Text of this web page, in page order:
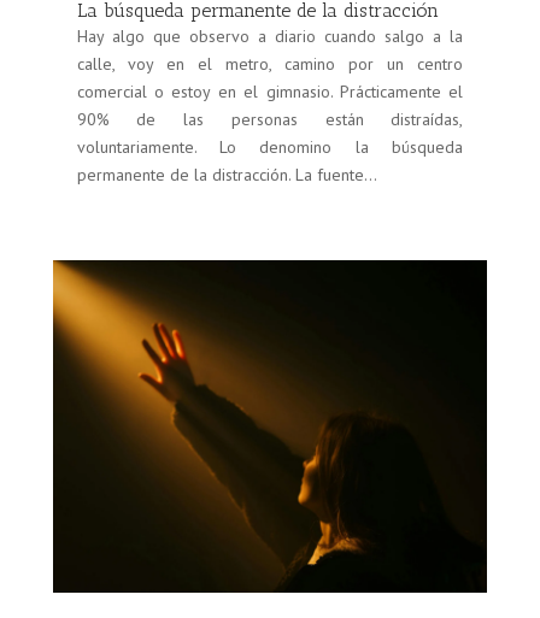
La búsqueda permanente de la distracción
Hay algo que observo a diario cuando salgo a la
calle, voy en el metro, camino por un centro
comercial o estoy en el gimnasio. Prácticamente el
90% de las personas están distraídas,
voluntariamente. Lo denomino la búsqueda
permanente de la distracción. La fuente...